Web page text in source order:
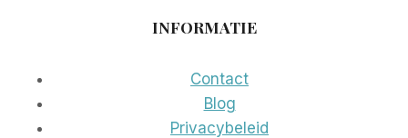
INFORMATIE
Contact
Blog
Privacybeleid